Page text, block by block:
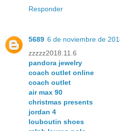
Responder
5689 6 de noviembre de
zzzzz2018.11.6
pandora jewelry
coach outlet online
coach outlet
air max 90
christmas presents
jordan 4
louboutin shoes